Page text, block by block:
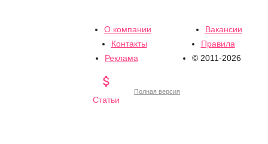
О компании
Вакансии
Контакты
Правила
Реклама
© 2011-2026

Статьи
Полная версия